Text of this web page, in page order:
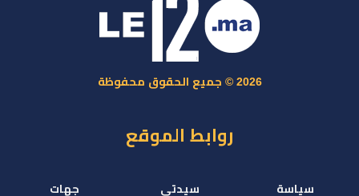
2026 © جميع الحقوق محفوظة
روابط الموقع
سياسة سيدتي جهات